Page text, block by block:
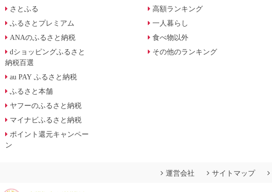
さとふる
ふるさとプレミアム
ANAのふるさと納税
dショッピングふるさと
納税百選
au PAY ふるさと納税
ふるさと本舗
ヤフーのふるさと納税
マイナビふるさと納税
ポイント還元キャンペー
ン
高額ランキング
一人暮らし
食べ物以外
その他のランキング
運営会社 サイトマップ